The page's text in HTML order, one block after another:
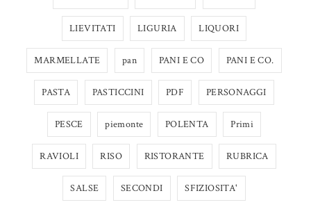
LIEVITATI LIGURIA LIQUORI
MARMELLATE pan PANI E CO PANI E CO.
PASTA PASTICCINI PDF PERSONAGGI
PESCE piemonte POLENTA Primi
RAVIOLI RISO RISTORANTE RUBRICA
SALSE SECONDI SFIZIOSITA'